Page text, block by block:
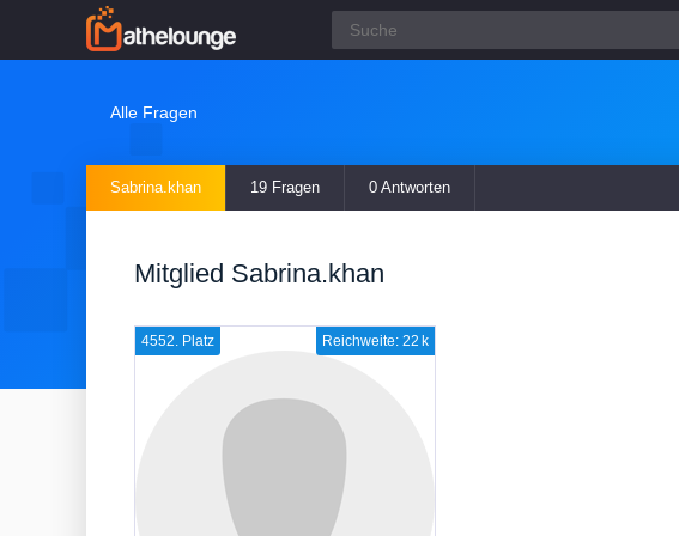
Alle Fragen
Sabrina.khan 19 Fragen 0 Antworten
Mitglied Sabrina.khan
Reichweite: 22 k
4552. Platz